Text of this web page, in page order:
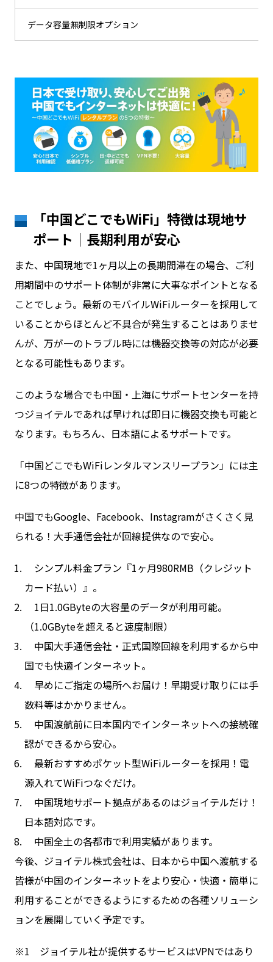
データ容量無制限オプション
「中国どこでもWiFi」特徴は現地サ
ポート｜長期利用が安心
また、中国現地で1ヶ月以上の長期間滞在の場合、ご利
用期間中のサポート体制が非常に大事なポイントとなる
ことでしょう。最新のモバイルWiFiルーターを採用して
いることからほとんど不具合が発生することはありませ
んが、万が一のトラブル時には機器交換等の対応が必要
となる可能性もあります。
このような場合でも中国・上海にサポートセンターを持
つジョイテルであれば早ければ即日に機器交換も可能と
なります。もちろん、日本語によるサポートです。
「中国どこでもWiFiレンタルマンスリープラン」には主
に8つの特徴があります。
中国でもGoogle、Facebook、Instagramがさくさく見
られる！大手通信会社が回線提供なので安心。
シンプル料金プラン『1ヶ月980RMB（クレジット
カード払い）』。
1日1.0GByteの大容量のデータが利用可能。
（1.0GByteを超えると速度制限）
中国大手通信会社・正式国際回線を利用するから中
国でも快適インターネット。
早めにご指定の場所へお届け！早期受け取りには手
数料等はかかりません。
中国渡航前に日本国内でインターネットへの接続確
認ができるから安心。
最新おすすめポケット型WiFiルーターを採用！電
源入れてWiFiつなぐだけ。
中国現地サポート拠点があるのはジョイテルだけ！
日本語対応です。
中国全土の各都市で利用実績があります。
今後、ジョイテル株式会社は、日本から中国へ渡航する
皆様が中国のインターネットをより安心・快適・簡単に
利用することができるようにするための各種ソリューシ
ョンを展開していく予定です。
※1 ジョイテル社が提供するサービスはVPNではあり